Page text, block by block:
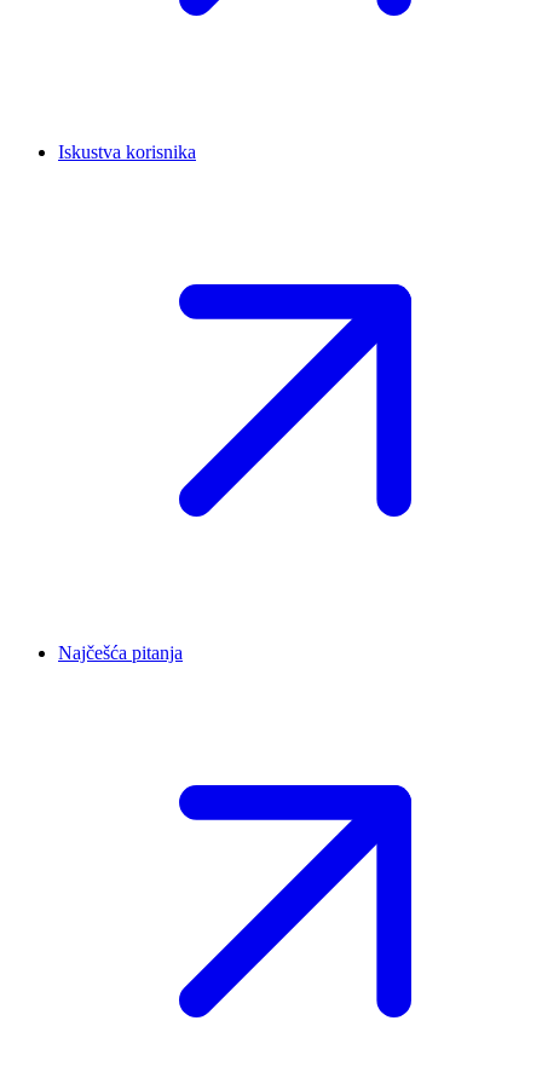
Iskustva korisnika
Najčešća pitanja